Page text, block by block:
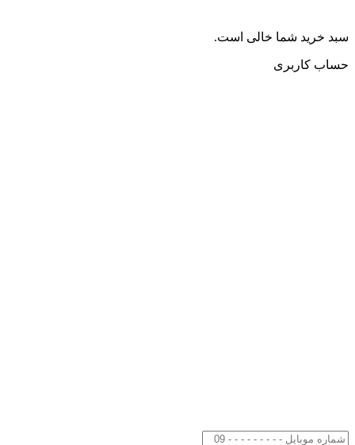
سبد خرید شما خالی است.
حساب کاربری